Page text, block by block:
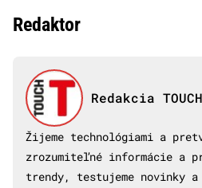
Redaktor
Redakcia
Žijeme technológiami a
zrozumiteľné informácie a
trendy, testujeme novinky a